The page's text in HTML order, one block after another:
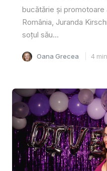
bucătărie și promotoare
România, Juranda
soțul său...
Oana Grecea 4 min